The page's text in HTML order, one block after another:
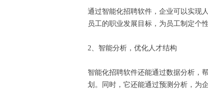
通过智能化招聘软件，企业可以实现
员工的职业发展目标，为员工制定个
2、智能分析，优化人才结构
智能化招聘软件还能通过数据分析，
划。同时，它还能通过预测分析，为